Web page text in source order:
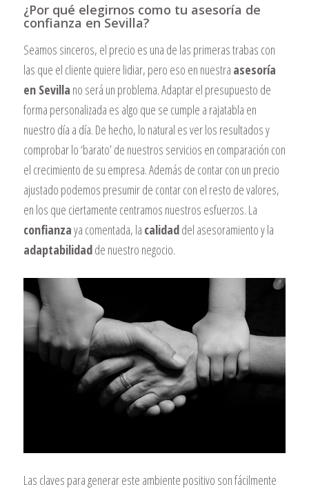
¿Por qué elegirnos como tu asesoría de
confianza en Sevilla?
Seamos sinceros, el precio es una de las primeras trabas con
las que el cliente quiere lidiar, pero eso en nuestra asesoría
en Sevilla no será un problema. Adaptar el presupuesto de
forma personalizada es algo que se cumple a rajatabla en
nuestro día a día. De hecho, lo natural es ver los resultados y
comprobar lo ‘barato’ de nuestros servicios en comparación con
el crecimiento de su empresa. Además de contar con un precio
ajustado podemos presumir de contar con el resto de valores,
en los que ciertamente centramos nuestros esfuerzos. La
confianzaya comentada, la calidaddel asesoramiento y la
adaptabilidadde nuestro negocio.
Las claves para generar este ambiente positivo son fácilmente